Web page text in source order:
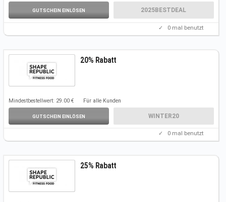
GUTSCHEIN EINLÖSEN 2025BESTDEAL
✓ 0 mal benutzt
20% Rabatt
Mindestbestellwert: 29.00 € Für alle Kunden
GUTSCHEIN EINLÖSEN WINTER20
✓ 0 mal benutzt
25% Rabatt